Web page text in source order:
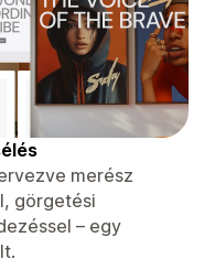
merész
görgetési
– egy